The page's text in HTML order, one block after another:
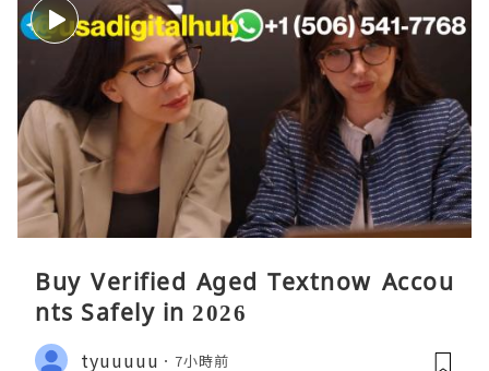
Buy Verified Aged Textnow Accou
nts Safely in 2026
tyuuuuu 7小時前